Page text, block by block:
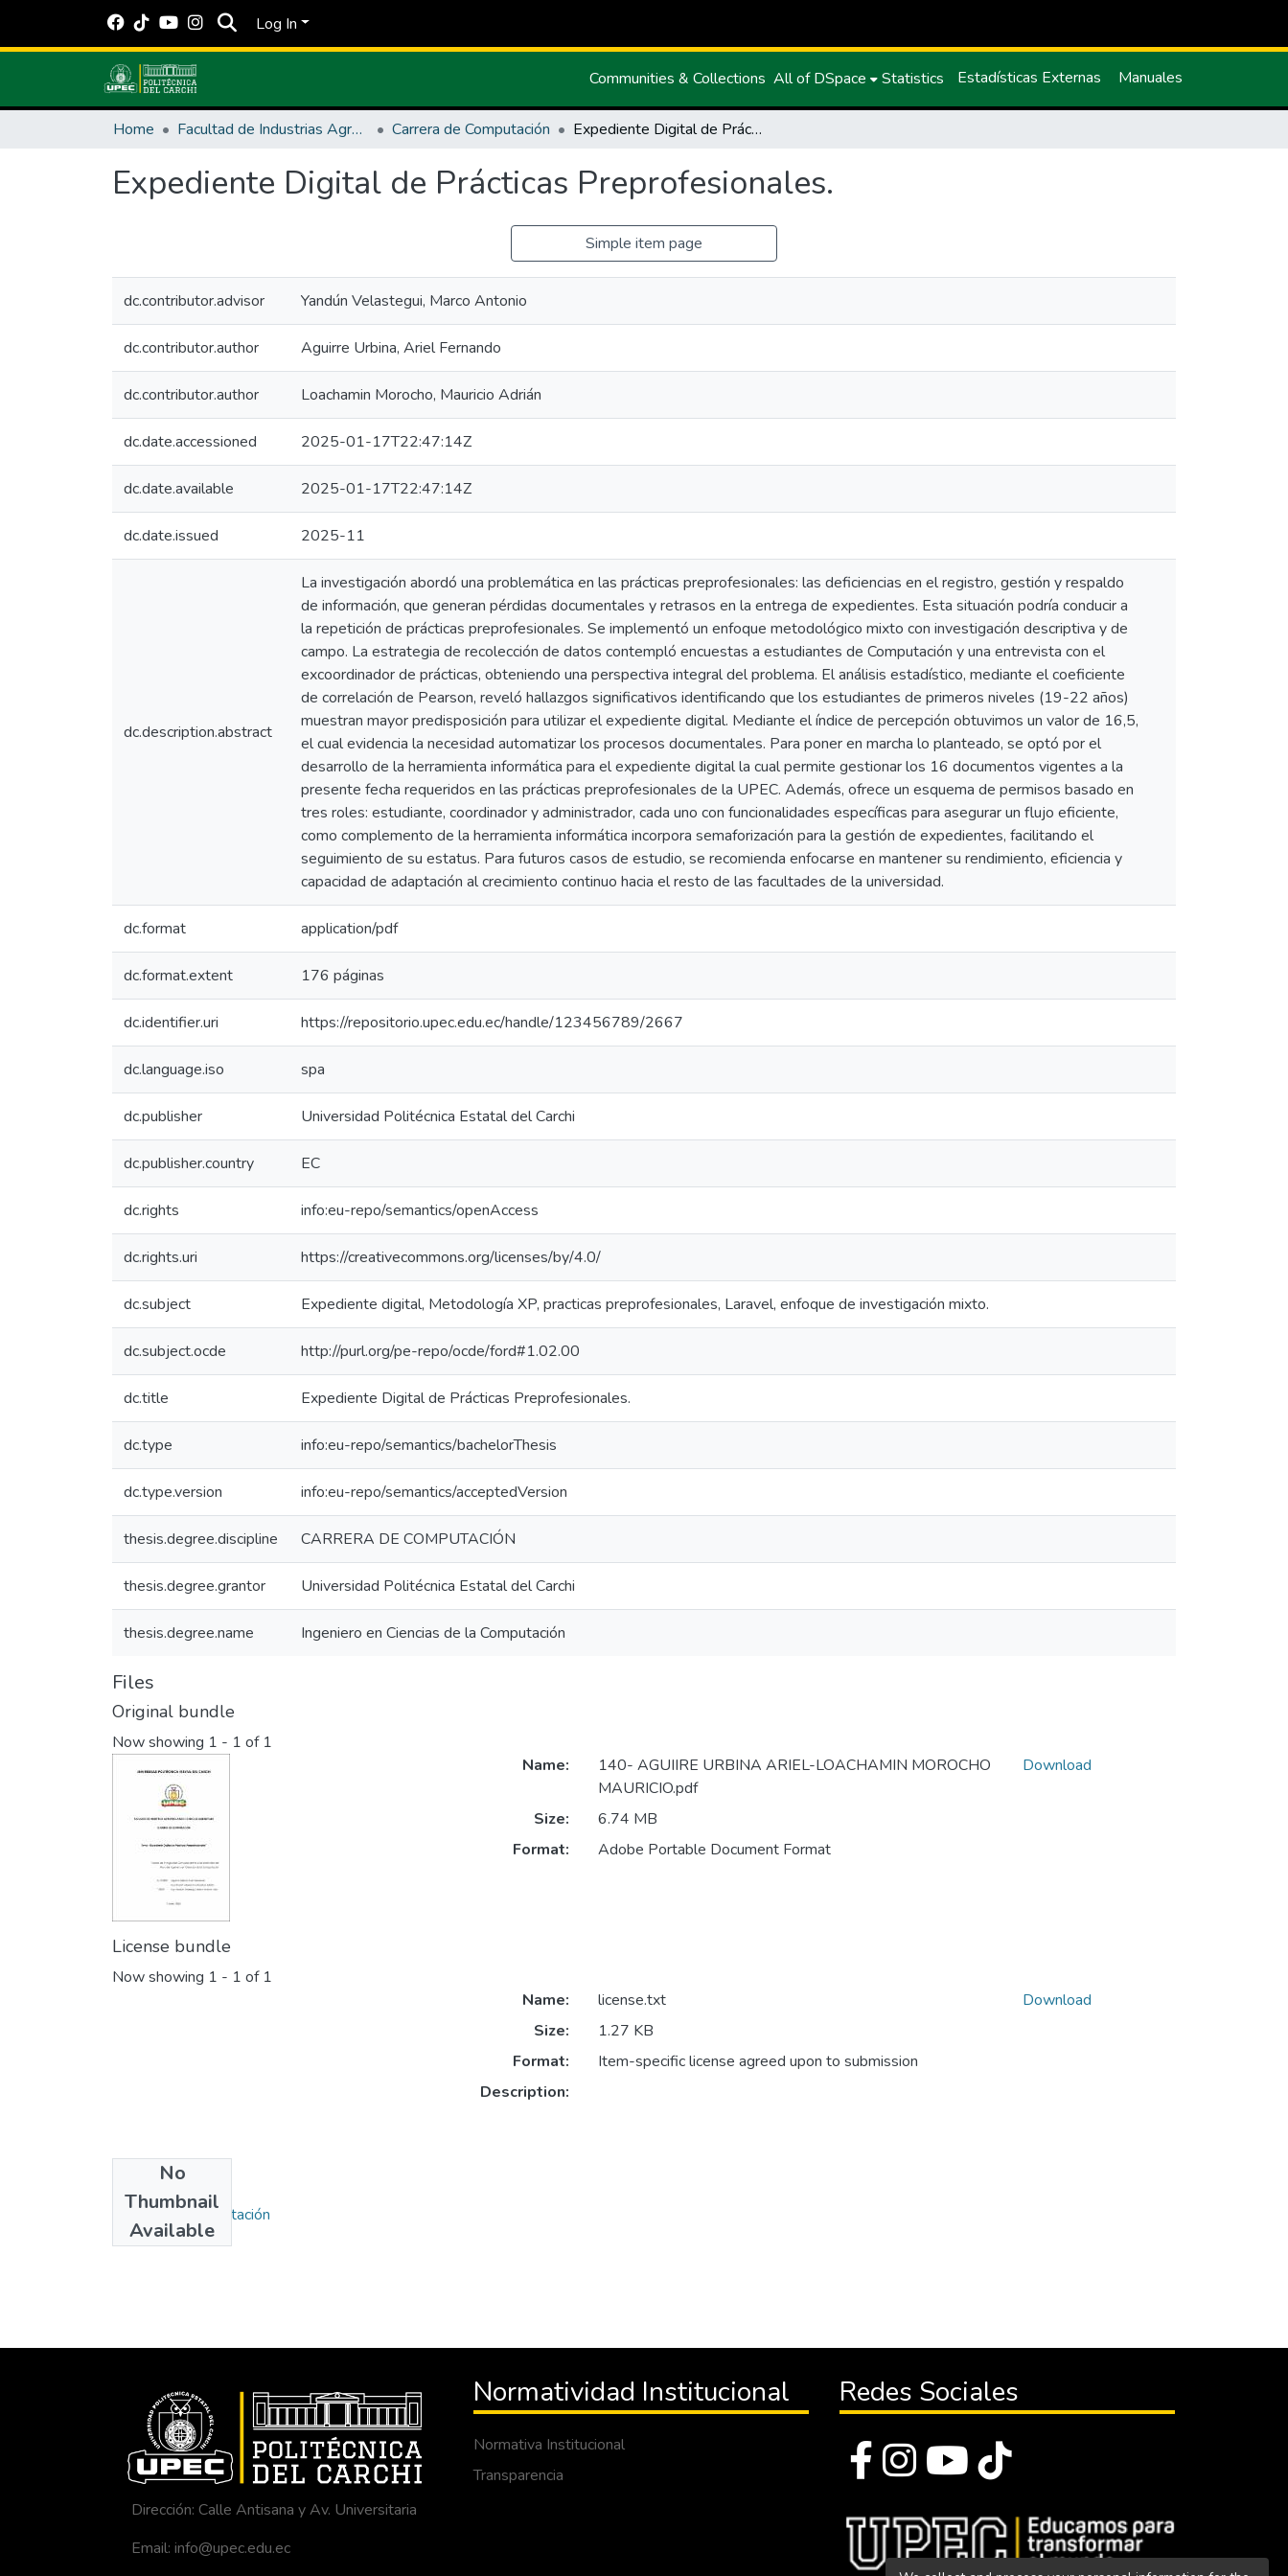
Log In
Communities & Collections All of DSpace Statistics Estadísticas Externas Manuales
Home Facultad de Industrias Agropecuarias y Ciencias Ambientales Carrera de Computación Expediente Digital de Prácticas Preprofesionales.
Expediente Digital de Prácticas Preprofesionales.
Simple item page
dc.contributor.advisor Yandún Velastegui, Marco Antonio
dc.contributor.author Aguirre Urbina, Ariel Fernando
dc.contributor.author Loachamin Morocho, Mauricio Adrián
dc.date.accessioned 2025-01-17T22:47:14Z
dc.date.available 2025-01-17T22:47:14Z
dc.date.issued 2025-11
dc.description.abstract
La investigación abordó una problemática en las prácticas preprofesionales: las deficiencias en el registro, gestión y respaldo
de información, que generan pérdidas documentales y retrasos en la entrega de expedientes. Esta situación podría conducir a
la repetición de prácticas preprofesionales. Se implementó un enfoque metodológico mixto con investigación descriptiva y de
campo. La estrategia de recolección de datos contempló encuestas a estudiantes de Computación y una entrevista con el
excoordinador de prácticas, obteniendo una perspectiva integral del problema. El análisis estadístico, mediante el coeficiente
de correlación de Pearson, reveló hallazgos significativos identificando que los estudiantes de primeros niveles (19-22 años)
muestran mayor predisposición para utilizar el expediente digital. Mediante el índice de percepción obtuvimos un valor de 16,5,
el cual evidencia la necesidad automatizar los procesos documentales. Para poner en marcha lo planteado, se optó por el
desarrollo de la herramienta informática para el expediente digital la cual permite gestionar los 16 documentos vigentes a la
presente fecha requeridos en las prácticas preprofesionales de la UPEC. Además, ofrece un esquema de permisos basado en
tres roles: estudiante, coordinador y administrador, cada uno con funcionalidades específicas para asegurar un flujo eficiente,
como complemento de la herramienta informática incorpora semaforización para la gestión de expedientes, facilitando el
seguimiento de su estatus. Para futuros casos de estudio, se recomienda enfocarse en mantener su rendimiento, eficiencia y
capacidad de adaptación al crecimiento continuo hacia el resto de las facultades de la universidad.
dc.format application/pdf
dc.format.extent 176 páginas
dc.identifier.uri https://repositorio.upec.edu.ec/handle/123456789/2667
dc.language.iso spa
dc.publisher Universidad Politécnica Estatal del Carchi
dc.publisher.country EC
dc.rights info:eu-repo/semantics/openAccess
dc.rights.uri https://creativecommons.org/licenses/by/4.0/
dc.subject Expediente digital, Metodología XP, practicas preprofesionales, Laravel, enfoque de investigación mixto.
dc.subject.ocde http://purl.org/pe-repo/ocde/ford#1.02.00
dc.title Expediente Digital de Prácticas Preprofesionales.
dc.type info:eu-repo/semantics/bachelorThesis
dc.type.version info:eu-repo/semantics/acceptedVersion
thesis.degree.discipline CARRERA DE COMPUTACIÓN
thesis.degree.grantor Universidad Politécnica Estatal del Carchi
thesis.degree.name Ingeniero en Ciencias de la Computación
Files
Original bundle
Now showing 1 - 1 of 1
Name:
140- AGUIIRE URBINA ARIEL-LOACHAMIN MOROCHO
MAURICIO.pdf
Size:
6.74 MB
Format:
Adobe Portable Document Format
Download
License bundle
Now showing 1 - 1 of 1
No
Thumbnail
Available
Name:
license.txt
Size:
1.27 KB
Format:
Item-specific license agreed upon to submission
Description:
Download
Collections
Carrera de Computación
Dirección: Calle Antisana y Av. Universitaria
Email: info@upec.edu.ec
Normatividad Institucional
Normativa Institucional
Transparencia
Redes Sociales